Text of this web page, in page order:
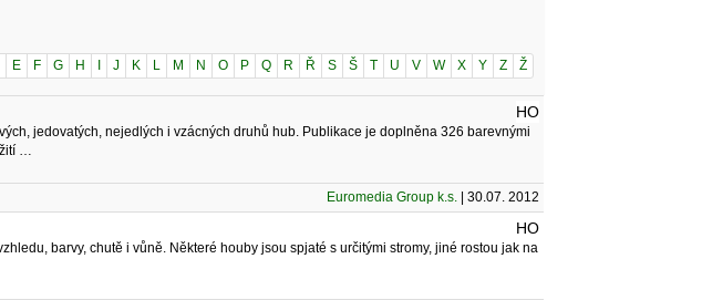
E F G H J K L M N O P Q R Ř S Š T U V W X Y Z Ž
HO
jedovatých, nejedlých i vzácných druhů hub. Publikace je doplněna 326 barevnými
…
Euromedia Group k.s. | 30.07. 2012
HO
barvy, chutě i vůně. Některé houby jsou spjaté s určitými stromy, jiné rostou jak na